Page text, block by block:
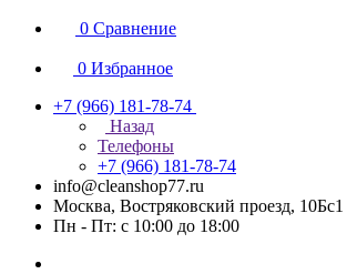
0 Сравнение
0 Избранное
+7 (966) 181-78-74
Назад
Телефоны
+7 (966) 181-78-74
info@cleanshop77.ru
Москва, Востряковский проезд, 10Бс1
Пн - Пт: с 10:00 до 18:00